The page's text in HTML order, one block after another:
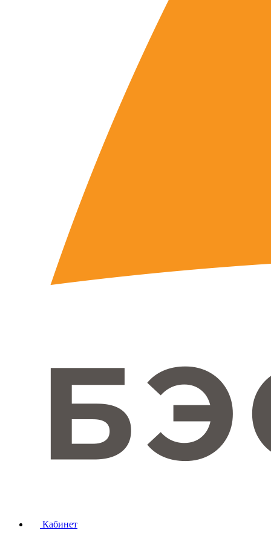
Кабинет